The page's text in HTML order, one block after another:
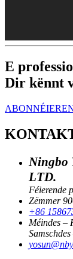
E
Dir kënnt
Ningbo
LTD.
Féierende
Zëmmer
+86
Méindes –